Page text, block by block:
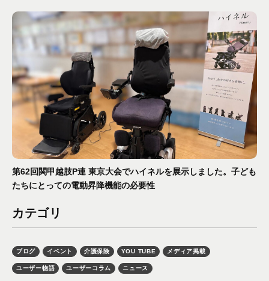
第62回関甲越肢P連 東京大会でハイネルを展示しました。子ども
たちにとっての電動昇降機能の必要性
カテゴリ
ブログ イベント 介護保険 YOU TUBE メディア掲載
ユーザー物語 ユーザーコラム ニュース